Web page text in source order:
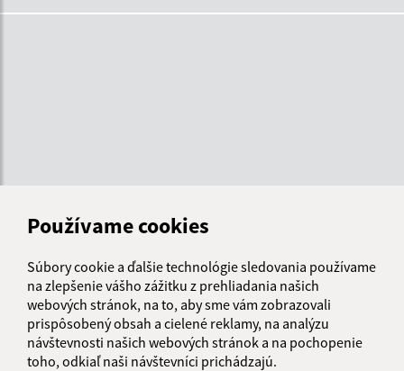
Používame cookies
Súbory cookie a ďalšie technológie sledovania používame
na zlepšenie vášho zážitku z prehliadania našich
webových stránok, na to, aby sme vám zobrazovali
prispôsobený obsah a cielené reklamy, na analýzu
návštevnosti našich webových stránok a na pochopenie
toho, odkiaľ naši návštevníci prichádzajú.
Informácie o stránke:
Vyhlásenie o prístupnosti
Autorské práva